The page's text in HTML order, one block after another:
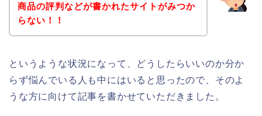
商品の評判などが書かれたサイトがみつか
らない！！
というような状況になって、どうしたらいいのか分か
らず悩んでいる人も中にはいると思ったので、そのよ
うな方に向けて記事を書かせていただきました。